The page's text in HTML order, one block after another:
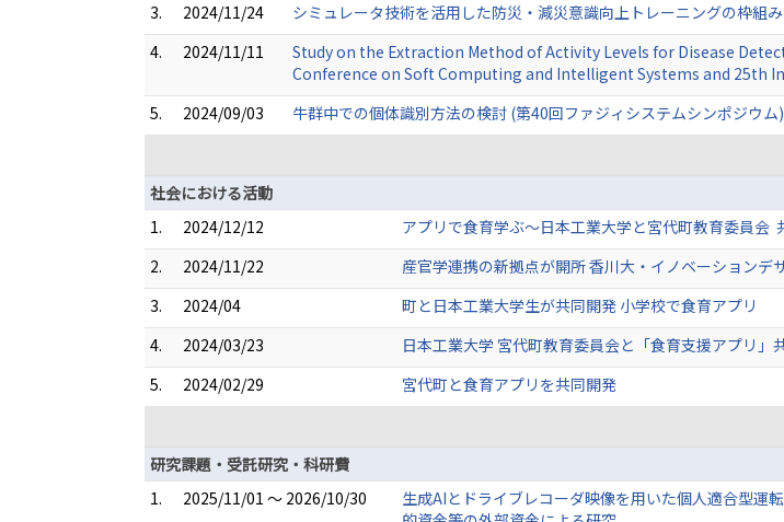
3.
2024/11/24
シミュレータ技術を活用した防災・減災意識向上トレーニングの枠組
4.
2024/11/11
Study on the Extraction Method of Activity Levels for Disease
Conference on Soft Computing and Intelligent Systems and 25th
5.
2024/09/03
牛群中での個体識別方法の検討 (第40回ファジィシステムシンポジウム)
社会における活動
1.
2024/12/12
アプリで食育学ぶ～日本工業大学と宮代町教育委員会
2.
2024/11/22
産官学連携の新拠点が開所 香川大・イノベーションデ
3.
2024/04
町と日本工業大学生が共同開発 小学校で食育アプリ
4.
2024/03/23
日本工業大学 宮代町教育委員会と「食育支援アプリ
5.
2024/02/29
宮代町と食育アプリを共同開発
研究課題・受託研究・科研費
1.
2025/11/01 ～ 2026/10/30
生成AIとドライブレコーダ映像を用いた個人適合型運